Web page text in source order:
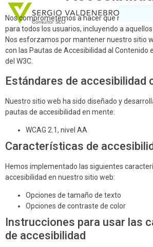
Nos comprometemos a hacer que nuestro
para todos los usuarios, incluyendo a
Nos esforzamos por mantener nuestro sitio
con las Pautas de Accesibilidad al Contenido
del W3C.
Estándares de accesibilidad
Nuestro sitio web ha sido diseñado y
pautas de accesibilidad en mente:
WCAG 2.1, nivel AA
Características de
Hemos implementado las siguientes
accesibilidad en nuestro sitio web:
Opciones de tamaño de texto
Opciones de contraste de color
Instrucciones para usar las
de accesibilidad